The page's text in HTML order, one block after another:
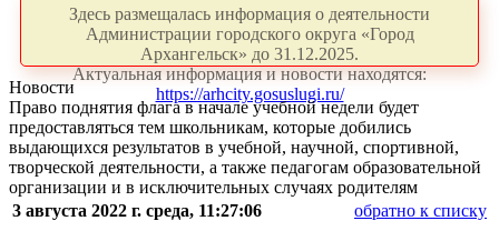
Здесь размещалась информация о деятельности
Администрации городского округа «Город
Архангельск» до 31.12.2025.
Актуальная информация и новости находятся:
https://arhcity.gosuslugi.ru/
Новости
Право поднятия флага в начале учебной недели будет
предоставляться тем школьникам, которые добились
выдающихся результатов в учебной, научной, спортивной,
творческой деятельности, а также педагогам образовательной
организации и в исключительных случаях родителям
3 августа 2022 г. среда, 11:27:06
обратно к списку